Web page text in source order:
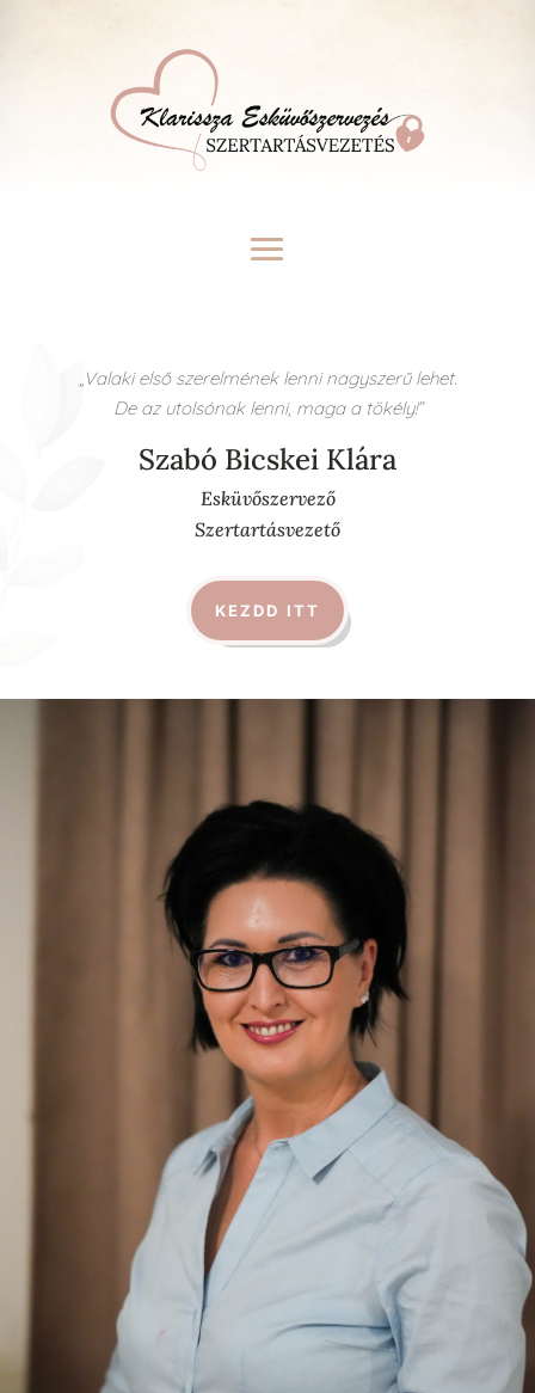
„Valaki első szerelmének lenni nagyszerű lehet.
De az utolsónak lenni, maga a tökély!”
Szabó Bicskei Klára
Esküvőszervező
Szertartásvezető
KEZDD ITT